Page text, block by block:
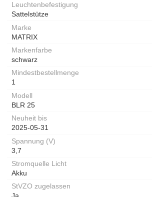
Leuchtenbefestigung
Sattelstütze
Marke
MATRIX
Markenfarbe
schwarz
Mindestbestellmenge
1
Modell
BLR 25
Neuheit bis
2025-05-31
Spannung (V)
3,7
Stromquelle Licht
Akku
StVZO zugelassen